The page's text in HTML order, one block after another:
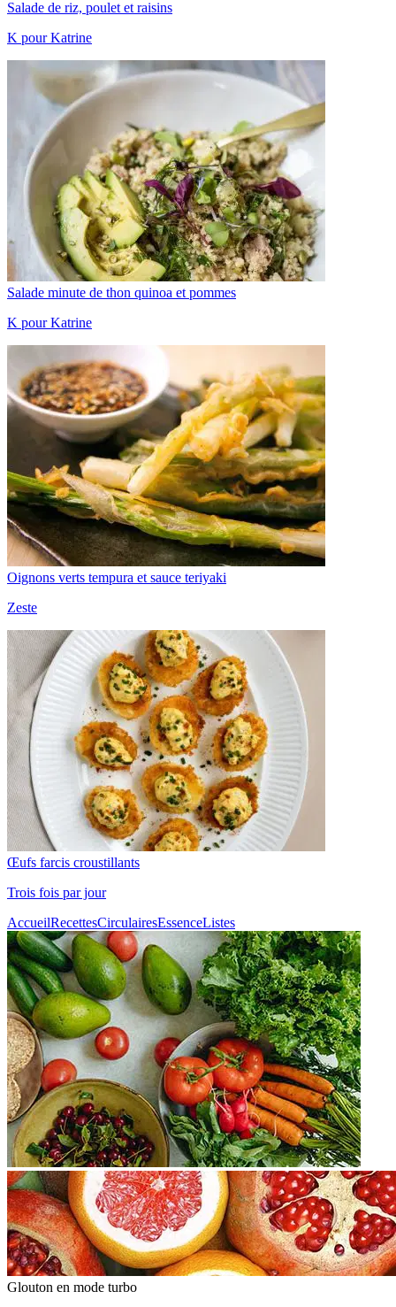
Salade de riz, poulet et raisins
K pour Katrine
Salade minute de thon quinoa et pommes
K pour Katrine
Oignons verts tempura et sauce teriyaki
Zeste
Œufs farcis croustillants
Trois fois par jour
AccueilRecettesCirculairesEssenceListes
Glouton en mode turbo